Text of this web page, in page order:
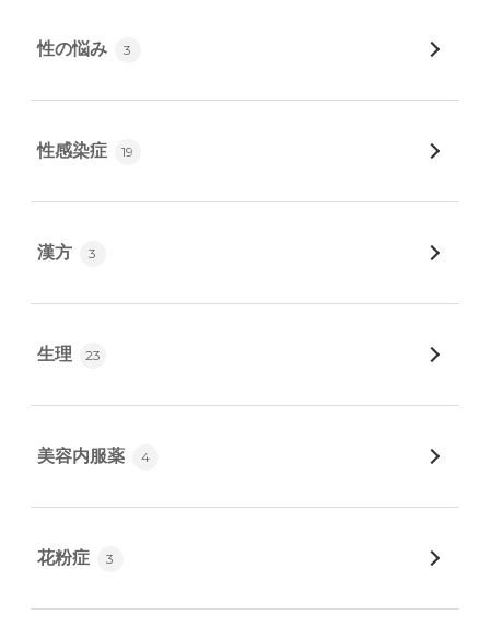
性の悩み 3
性感染症 19
漢方 3
生理 23
美容内服薬 4
花粉症 3